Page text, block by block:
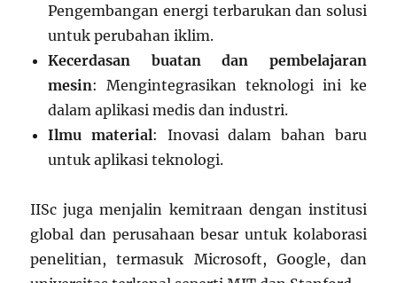
Pengembangan energi terbarukan dan solusi
untuk perubahan iklim.
Kecerdasan buatan dan pembelajaran
mesin: Mengintegrasikan teknologi ini ke
dalam aplikasi medis dan industri.
Ilmu material: Inovasi dalam bahan baru
untuk aplikasi teknologi.
IISc juga menjalin kemitraan dengan institusi
global dan perusahaan besar untuk kolaborasi
penelitian, termasuk Microsoft, Google, dan